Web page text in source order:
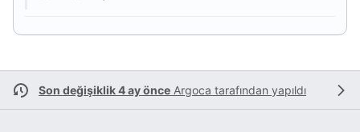
Son değişiklik 4 ay önce Argoca tarafından yapıldı